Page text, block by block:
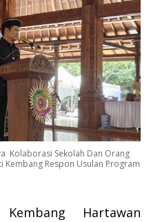
Kolaborasi Sekolah Dan Orang
Kembang Respon Usulan Program
Hartawan